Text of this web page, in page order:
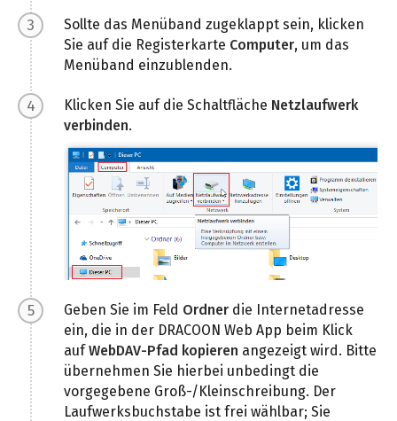
Sollte das Menüband zugeklappt sein, klicken
Sie auf die Registerkarte Computer, um das
Menüband einzublenden.
Klicken Sie auf die Schaltfläche Netzlaufwerk
verbinden.
Geben Sie im Feld Ordner die Internetadresse
ein, die in der DRACOON Web App beim Klick
aufWebDAV-Pfad kopieren angezeigt wird. Bitte
übernehmen Sie hierbei unbedingt die
vorgegebene Groß-/Kleinschreibung. Der
Laufwerksbuchstabe ist frei wählbar; Sie